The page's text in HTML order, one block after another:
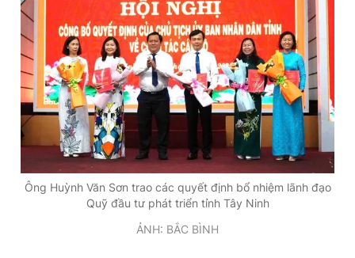
Ông Huỳnh Văn Sơn trao các quyết định bổ nhiệm lãnh đạo
Quỹ đầu tư phát triển tỉnh Tây Ninh
ẢNH: BẮC BÌNH